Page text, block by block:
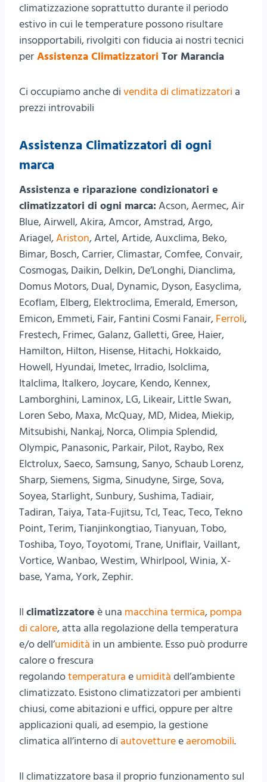
climatizzazione soprattutto durante il periodo
estivo in cui le temperature possono risultare
insopportabili, rivolgiti con fiducia ai nostri tecnici
per Assistenza Climatizzatori Tor Marancia
Ci occupiamo anche di vendita di climatizzatori a
prezzi introvabili
Assistenza Climatizzatori di ogni
marca
Assistenza e riparazione condizionatori e
climatizzatori di ogni marca: Acson, Aermec, Air
Blue, Airwell, Akira, Amcor, Amstrad, Argo,
Ariagel,Ariston, Artel, Artide, Auxclima, Beko,
Bimar, Bosch, Carrier, Climastar, Comfee, Convair,
Cosmogas, Daikin, Delkin, De’Longhi, Dianclima,
Domus Motors, Dual, Dynamic, Dyson, Easyclima,
Ecoflam, Elberg, Elektroclima, Emerald, Emerson,
Emicon, Emmeti, Fair, Fantini Cosmi Fanair, Ferroli,
Frestech, Frimec, Galanz, Galletti, Gree, Haier,
Hamilton, Hilton, Hisense, Hitachi, Hokkaido,
Howell, Hyundai, Imetec, Irradio, Isolclima,
Italclima, Italkero, Joycare, Kendo, Kennex,
Lamborghini, Laminox, LG, Likeair, Little Swan,
Loren Sebo, Maxa, McQuay, MD, Midea, Miekip,
Mitsubishi, Nankaj, Norca, Olimpia Splendid,
Olympic, Panasonic, Parkair, Pilot, Raybo, Rex
Elctrolux, Saeco, Samsung, Sanyo, Schaub Lorenz,
Sharp, Siemens, Sigma, Sinudyne, Sirge, Sova,
Soyea, Starlight, Sunbury, Sushima, Tadiair,
Tadiran, Taiya, Tata-Fujitsu, Tcl, Teac, Teco, Tekno
Point, Terim, Tianjinkongtiao, Tianyuan, Tobo,
Toshiba, Toyo, Toyotomi, Trane, Uniflair, Vaillant,
Vortice, Wanbao, Westim, Whirlpool, Winia, X-
base, Yama, York, Zephir.
Il climatizzatore è una macchina termica, pompa
di calore, atta alla regolazione della temperatura
e/o dell’umidità in un ambiente. Esso può produrre
calore o frescura
regolandotemperatura e umidità dell’ambiente
climatizzato. Esistono climatizzatori per ambienti
chiusi, come abitazioni e uffici, oppure per altre
applicazioni quali, ad esempio, la gestione
climatica all’interno di autovettureeaeromobili.
Il climatizzatore basa il proprio funzionamento sul